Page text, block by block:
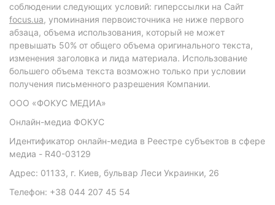
соблюдении следующих условий: гиперссылки на Сайт
focus.ua, упоминания первоисточника не ниже первого
абзаца, объема использования, который не может
превышать 50% от общего объема оригинального текста,
изменения заголовка и лида материала. Использование
большего объема текста возможно только при условии
получения письменного разрешения Компании.
ООО «ФОКУС МЕДИА»
Онлайн-медиа ФОКУС
Идентификатор онлайн-медиа в Реестре субъектов в сфере
медиа - R40-03129
Адрес: 01133, г. Киев, бульвар Леси Украинки, 26
Телефон: +38 044 207 45 54